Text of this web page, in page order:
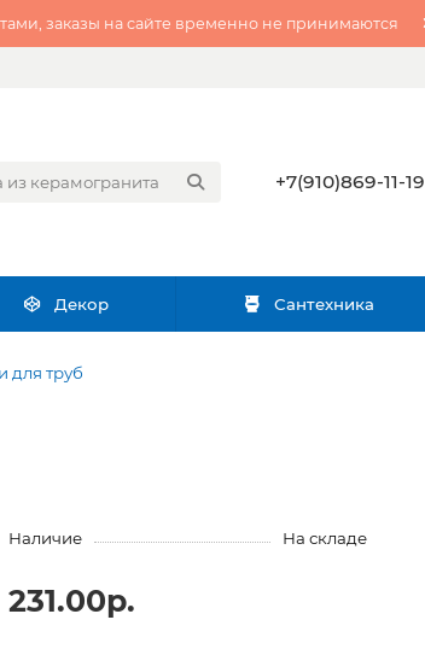
заказы на сайте временно не принимаются
+7(910)869-11-19
Декор Сантехника
для труб
Наличие На складе
231.00р.